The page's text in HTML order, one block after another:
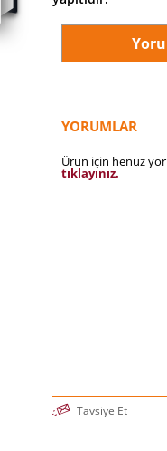
YORUMLAR
Ürün için henüz
tıklayınız.
Tavsiye Et